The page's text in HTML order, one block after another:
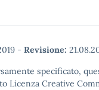
- Revisione:
specificato,
Licenza Creative